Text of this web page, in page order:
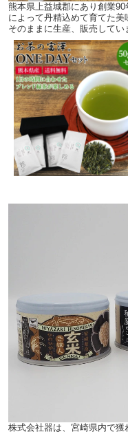
熊本県上益城郡にあり創業
によって丹精込めて育てた
そのままに生産、販売してい
株式会社器は、宮崎県内で